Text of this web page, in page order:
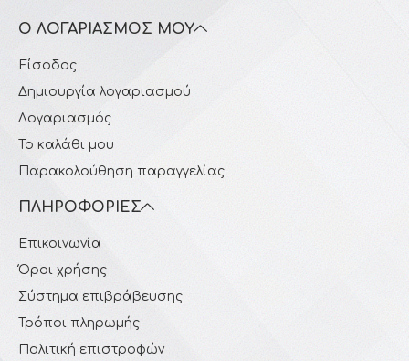
Ο ΛΟΓΑΡΙΑΣΜΌΣ ΜΟΥ
Είσοδος
Δημιουργία λογαριασμού
Λογαριασμός
Το καλάθι μου
Παρακολούθηση παραγγελίας
ΠΛΗΡΟΦΟΡΊΕΣ
Επικοινωνία
Όροι χρήσης
Σύστημα επιβράβευσης
Τρόποι πληρωμής
Πολιτική επιστροφών